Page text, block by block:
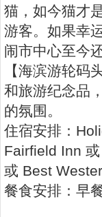
猫，如今猫才
游客。如果幸
闹市中心至今
【海滨游轮码
和旅游纪念品
的氛围。
住宿安排：
Fairfield Inn
或 Best
餐食安排：早